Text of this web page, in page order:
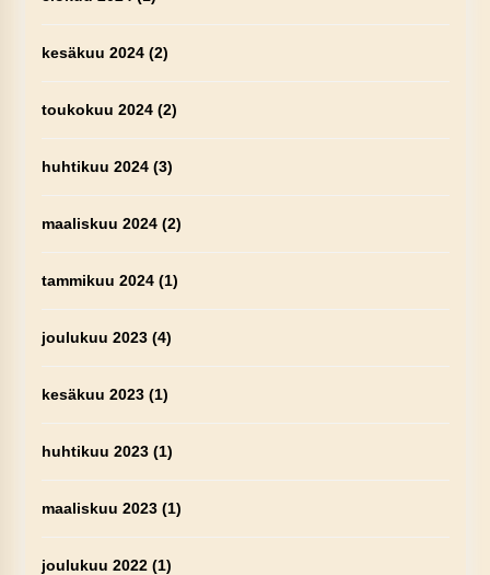
kesäkuu 2024(2)
toukokuu 2024(2)
huhtikuu 2024(3)
maaliskuu 2024(2)
tammikuu 2024(1)
joulukuu 2023(4)
kesäkuu 2023(1)
huhtikuu 2023(1)
maaliskuu 2023(1)
joulukuu 2022(1)